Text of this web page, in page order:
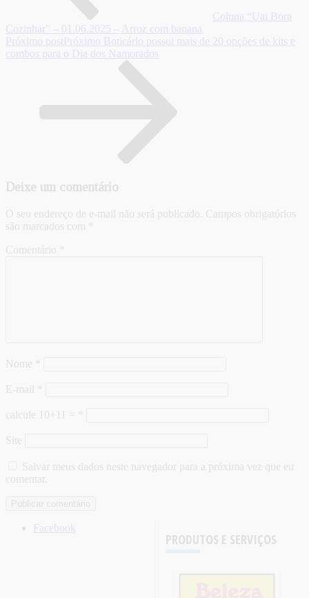
Coluna “Uai Bora
Cozinhar” – 01.06.2025 – Arroz com banana
Próximo post Próximo Boticário possui mais de 20 opções de kits e
combos para o Dia dos Namorados
Deixe um comentário
O seu endereço de e-mail não será publicado. Campos obrigatórios
são marcados com
Comentário
Nome
E-mail
calcule 10+11 =
Site
Salvar meus dados neste navegador para a próxima vez que eu
comentar.
PRODUTOS E SERVIÇOS
Facebook